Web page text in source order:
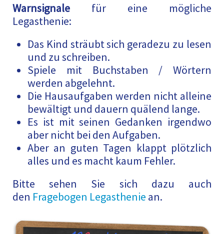
Warnsignale für eine mögliche
Legasthenie:
Das Kind sträubt sich geradezu zu lesen
und zu schreiben.
Spiele mit Buchstaben / Wörtern
werden abgelehnt.
Die Hausaufgaben werden nicht alleine
bewältigt und dauern quälend lange.
Es ist mit seinen Gedanken irgendwo
aber nicht bei den Aufgaben.
Aber an guten Tagen klappt plötzlich
alles und es macht kaum Fehler.
Bitte sehen Sie sich dazu auch
den Fragebogen Legasthenie an.